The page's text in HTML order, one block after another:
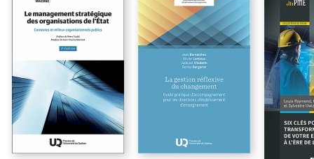
I.1 / Une mise en
I.2 / La polysémie
l’engagement
I.3 / L’importance et
en gestion de projet
I.4 / La structure de
PARTIE I /
changement de